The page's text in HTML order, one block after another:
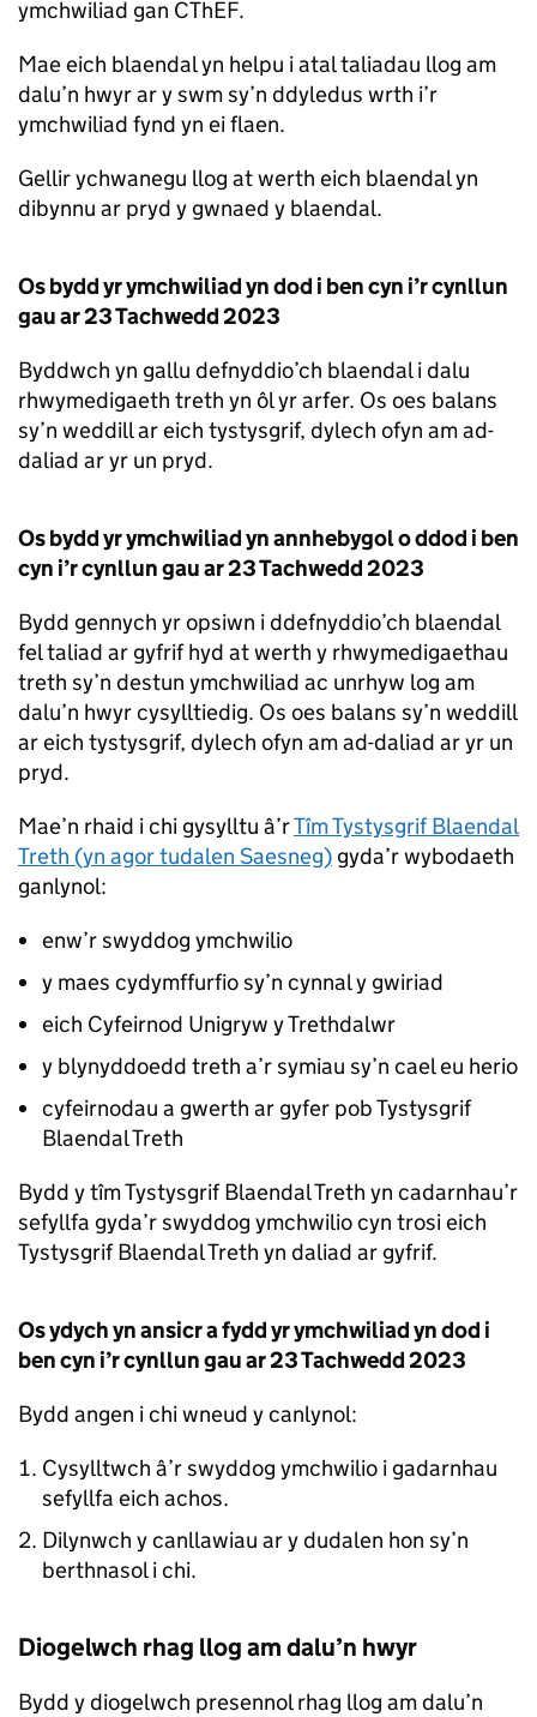
ymchwiliad gan CThEF.
Mae eich blaendal yn helpu i atal taliadau llog am
dalu’n hwyr ar y swm sy’n ddyledus wrth i’r
ymchwiliad fynd yn ei flaen.
Gellir ychwanegu llog at werth eich blaendal yn
dibynnu ar pryd y gwnaed y blaendal.
Os bydd yr ymchwiliad yn dod i ben cyn i’r cynllun
gau ar 23 Tachwedd 2023
Byddwch yn gallu defnyddio’ch blaendal i dalu
rhwymedigaeth treth yn ôl yr arfer. Os oes balans
sy’n weddill ar eich tystysgrif, dylech ofyn am ad-
daliad ar yr un pryd.
Os bydd yr ymchwiliad yn annhebygol o ddod i ben
cyn i’r cynllun gau ar 23 Tachwedd 2023
Bydd gennych yr opsiwn i ddefnyddio’ch blaendal
fel taliad ar gyfrif hyd at werth y rhwymedigaethau
treth sy’n destun ymchwiliad ac unrhyw log am
dalu’n hwyr cysylltiedig. Os oes balans sy’n weddill
ar eich tystysgrif, dylech ofyn am ad-daliad ar yr un
pryd.
Mae’n rhaid i chi gysylltu â’rTîm Tystysgrif Blaendal
Treth (yn agor tudalen Saesneg) gyda’r wybodaeth
ganlynol:
enw’r swyddog ymchwilio
y maes cydymffurfio sy’n cynnal y gwiriad
eich Cyfeirnod Unigryw y Trethdalwr
y blynyddoedd treth a’r symiau sy’n cael eu herio
cyfeirnodau a gwerth ar gyfer pob Tystysgrif
Blaendal Treth
Bydd y tîm Tystysgrif Blaendal Treth yn cadarnhau’r
sefyllfa gyda’r swyddog ymchwilio cyn trosi eich
Tystysgrif Blaendal Treth yn daliad ar gyfrif.
Os ydych yn ansicr a fydd yr ymchwiliad yn dod i
ben cyn i’r cynllun gau ar 23 Tachwedd 2023
Bydd angen i chi wneud y canlynol:
Cysylltwch â’r swyddog ymchwilio i gadarnhau
sefyllfa eich achos.
Dilynwch y canllawiau ar y dudalen hon sy’n
berthnasol i chi.
Diogelwch rhag llog am dalu’n hwyr
Bydd y diogelwch presennol rhag llog am dalu’n